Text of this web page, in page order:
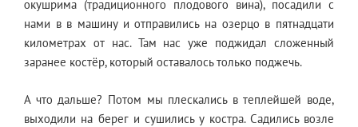
окушрима (традиционного плодового вина), посадили с
нами в в машину и отправились на озерцо в пятнадцати
километрах от нас. Там нас уже поджидал сложенный
заранее костёр, который оставалось только поджечь.
А что дальше? Потом мы плескались в теплейшей воде,
выходили на берег и сушились у костра. Садились возле